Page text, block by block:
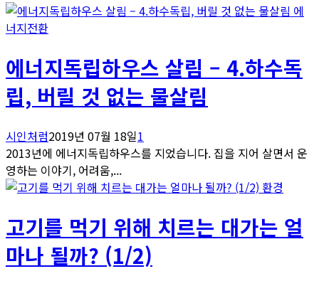
에
너지전환
에너지독립하우스 살림 – 4.하수독
립, 버릴 것 없는 물살림
시인처럼2019년 07월 18일1
2013년에 에너지독립하우스를 지었습니다. 집을 지어 살면서 운
영하는 이야기, 어려움,...
환경
고기를 먹기 위해 치르는 대가는 얼
마나 될까? (1/2)